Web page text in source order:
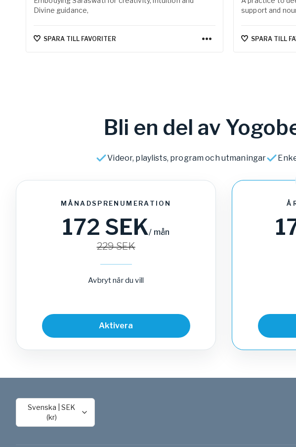
Divine guidance,
SPARA TILL FAVORITER
support and
SPARA TILL
Bli en del av
Videor, playlists, program och utmaningar
MÅNADSPRENUMERATION
172 SEK/ mån
229SEK
Avbryt när du vill
Aktivera
Svenska |SEK
(kr)